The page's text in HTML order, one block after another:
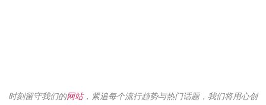
时刻留守我们的网站，紧追每个流行趋势与热门话题，我们将用心创